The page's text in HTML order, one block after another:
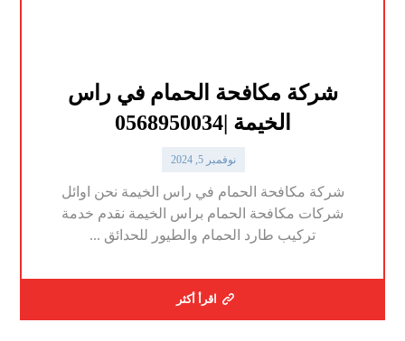
شركة مكافحة الحمام في راس
الخيمة |0568950034
نوفمبر 5, 2024
شركة مكافحة الحمام في راس الخيمة نحن اوائل
شركات مكافحة الحمام براس الخيمة نقدم خدمة
تركيب طارد الحمام والطيور للحدائق ...
اقرأ أكثر